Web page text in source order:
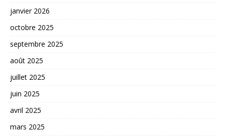
janvier 2026
octobre 2025
septembre 2025
août 2025
juillet 2025
juin 2025
avril 2025
mars 2025